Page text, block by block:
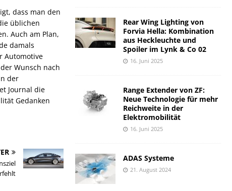
dass man den
üblichen
Auch am Plan,
damals
Automotive
Wunsch nach
der
Journal die
Gedanken
Rear Wing Lighting von
Forvia Hella: Kombination
aus Heckleuchte und
Spoiler im Lynk & Co 02
16. Juni 2025
Range Extender von ZF:
Neue Technologie für mehr
Reichweite in der
Elektromobilität
16. Juni 2025
ADAS Systeme
21. August 2024